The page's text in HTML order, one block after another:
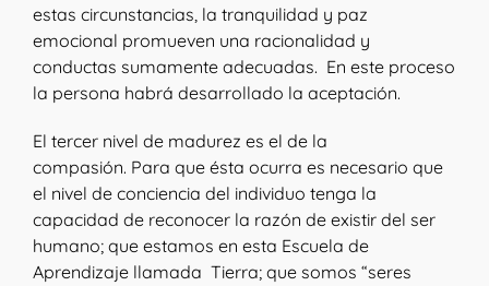
estas circunstancias, la tranquilidad y paz
emocional promueven una racionalidad y
conductas sumamente adecuadas. En este proceso
la persona habrá desarrollado la aceptación.
El tercer nivel de madurez es el de la
compasión. Para que ésta ocurra es necesario que
el nivel de conciencia del individuo tenga la
capacidad de reconocer la razón de existir del ser
humano; que estamos en esta Escuela de
Aprendizaje llamada Tierra; que somos “seres